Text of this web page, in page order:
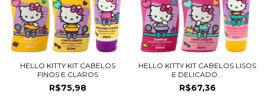
HELLO KITTY KIT CABELOS
FINOS E CLAROS
R$75,98
HELLO KITTY KIT CABELOS LISOS
E DELICADO...
R$67,36